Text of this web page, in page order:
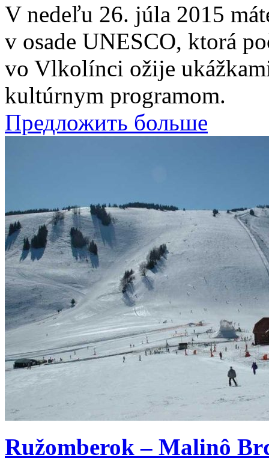
V nedeľu 26. júla 2015
v osade UNESCO, ktorá
vo Vlkolínci ožije
kultúrnym programom.
Предложить больше
Ružomberok – Malinô